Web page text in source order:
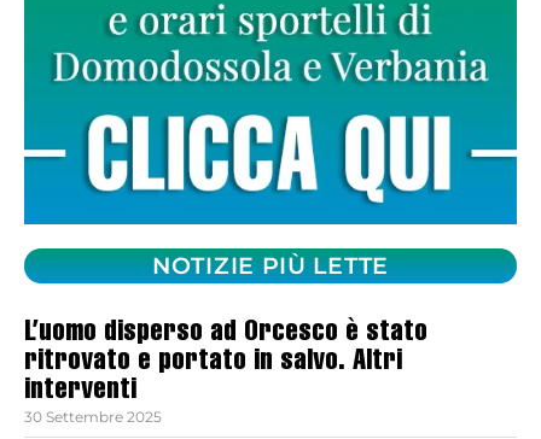
NOTIZIE PIÙ LETTE
L’uomo disperso ad Orcesco è stato
ritrovato e portato in salvo. Altri
interventi
30 Settembre 2025